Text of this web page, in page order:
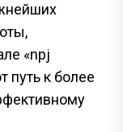
«npj
путь к более